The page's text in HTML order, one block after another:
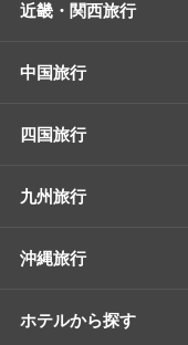
近畿・関西旅行
中国旅行
四国旅行
九州旅行
沖縄旅行
ホテルから探す